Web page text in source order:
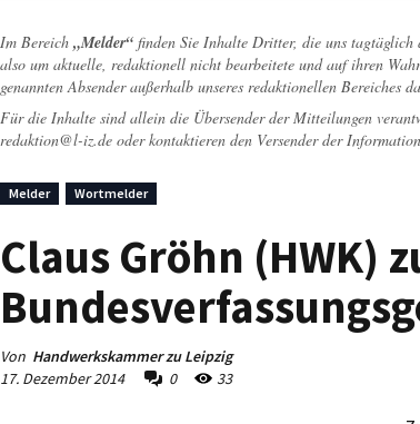
Im Bereich „Melder“ finden Sie Inhalte Dritter, die uns tagtäglich
also um aktuelle, redaktionell nicht bearbeitete und auf ihren
genannten Absender außerhalb unseres redaktionellen Bereiches
Für die Inhalte sind allein die Übersender der Mitteilungen
redaktion@l-iz.de oder kontaktieren den Versender der
Melder Wortmelder
Claus Gröhn (HWK)
Von Handwerkskammer zu Leipzig
17. Dezember 2014
0 33